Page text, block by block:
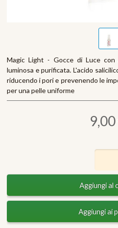
Magic Light - Gocce di Luce con
luminosa e purificata. L'acido
riducendo i pori e prevenendo le
per una pelle uniforme